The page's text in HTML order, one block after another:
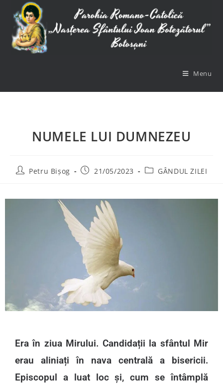
Menu
NUMELE LUI DUMNEZEU
Petru Bișog 21/05/2023 GÂNDUL ZILEI
Era în ziua Mirului. Candidații la sfântul Mir
erau aliniați în nava centrală a bisericii.
Episcopul a luat loc și, cum se întâmplă